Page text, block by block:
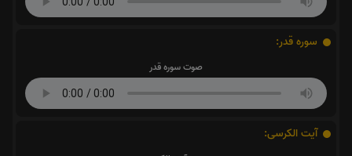
سوره قدر:
صوت سوره قدر
آیت الکرسی: